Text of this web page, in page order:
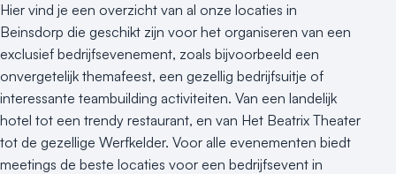
Duurzame locatie
Groene locatie
Heisessie
Hotel
Hybride events
Industriële locatie
Kasteel en landgoed
Hier vind je een overzicht van al onze locaties in
Beinsdorp die geschikt zijn voor het organiseren van een
exclusief bedrijfsevenement, zoals bijvoorbeeld een
onvergetelijk themafeest, een gezellig bedrijfsuitje of
interessante teambuilding activiteiten. Van een landelijk
hotel tot een trendy restaurant, en van Het Beatrix Theater
tot de gezellige Werfkelder. Voor alle evenementen biedt
meetings de beste locaties voor een bedrijfsevent in